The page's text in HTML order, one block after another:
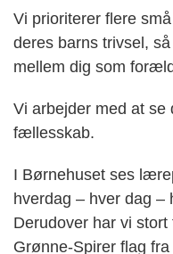
Vi prioriterer flere
deres barns trivsel,
mellem dig som
Vi arbejder med at se
fællesskab.
I Børnehuset ses
hverdag – hver dag –
Derudover har vi
Grønne-Spirer flag